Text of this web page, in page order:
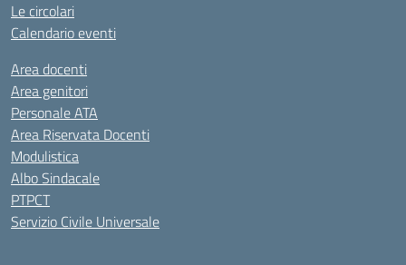
Le circolari
Calendario eventi
Area docenti
Area genitori
Personale ATA
Area Riservata Docenti
Modulistica
Albo Sindacale
PTPCT
Servizio Civile Universale